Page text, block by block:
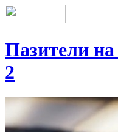
Пазители
2